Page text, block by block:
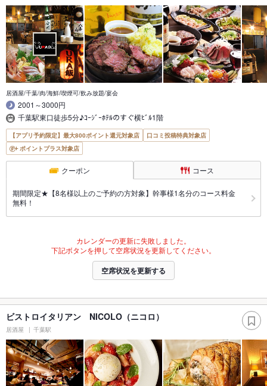
居酒屋/千葉/肉/海鮮/喫煙可/飲み放題/宴会
2001～3000円
千葉駅東口徒歩5分♪ｺｰｼﾞｰﾎﾃﾙのすぐ横ﾋﾞﾙ1階
【アプリ予約限定】最大800ポイント還元対象店
口コミ投稿特典対象店
ポイントプラス対象店
クーポン コース
期間限定★【8名様以上のご予約の方対象】幹事様1名分のコース料金
無料！
カレンダーの更新に失敗しました。
下記ボタンを押して空席状況を更新してください。
空席状況を更新する
ビストロイタリアン NICOLO（ニコロ）
居酒屋 千葉駅